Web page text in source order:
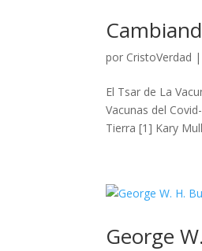
por CristoVerdad |
El Tsar de La
Vacunas del
Tierra [1] Kary
George